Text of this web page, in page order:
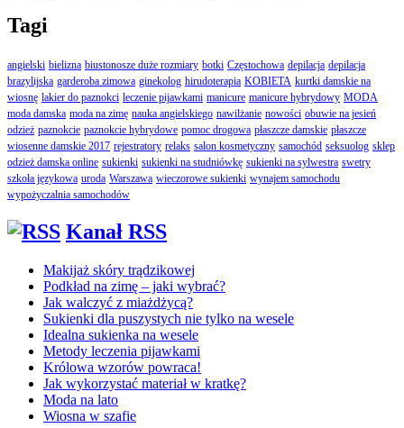
Tagi
angielski bielizna biustonosze duże rozmiary botki Częstochowa depilacja depilacja
brazylijska garderoba zimowa ginekolog hirudoterapia KOBIETA kurtki damskie na
wiosnę lakier do paznokci leczenie pijawkami manicure manicure hybrydowy MODA
moda damska moda na zimę nauka angielskiego nawilżanie nowości obuwie na jesień
odzież paznokcie paznokcie hybrydowe pomoc drogowa płaszcze damskie płaszcze
wiosenne damskie 2017 rejestratory relaks salon kosmetyczny samochód seksuolog sklep
odzież damska online sukienki sukienki na studniówkę sukienki na sylwestra swetry
szkoła językowa uroda Warszawa wieczorowe sukienki wynajem samochodu
wypożyczalnia samochodów
Kanał RSS
Makijaż skóry trądzikowej
Podkład na zimę – jaki wybrać?
Jak walczyć z miażdżycą?
Sukienki dla puszystych nie tylko na wesele
Idealna sukienka na wesele
Metody leczenia pijawkami
Królowa wzorów powraca!
Jak wykorzystać materiał w kratkę?
Moda na lato
Wiosna w szafie